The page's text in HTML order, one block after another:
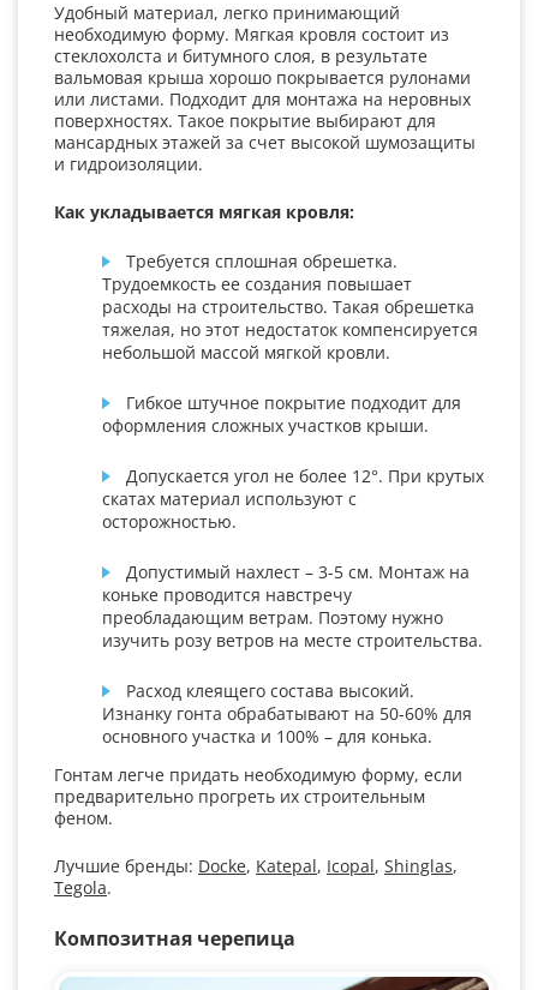
Удобный материал, легко принимающий
необходимую форму. Мягкая кровля состоит из
стеклохолста и битумного слоя, в результате
вальмовая крыша хорошо покрывается рулонами
или листами. Подходит для монтажа на неровных
поверхностях. Такое покрытие выбирают для
мансардных этажей за счет высокой шумозащиты
и гидроизоляции.
Как укладывается мягкая кровля:
Требуется сплошная обрешетка.
Трудоемкость ее создания повышает
расходы на строительство. Такая обрешетка
тяжелая, но этот недостаток компенсируется
небольшой массой мягкой кровли.
Гибкое штучное покрытие подходит для
оформления сложных участков крыши.
Допускается угол не более 12°. При крутых
скатах материал используют с
осторожностью.
Допустимый нахлест – 3-5 см. Монтаж на
коньке проводится навстречу
преобладающим ветрам. Поэтому нужно
изучить розу ветров на месте строительства.
Расход клеящего состава высокий.
Изнанку гонта обрабатывают на 50-60% для
основного участка и 100% – для конька.
Гонтам легче придать необходимую форму, если
предварительно прогреть их строительным
феном.
Лучшие бренды: Docke, Katepal, Icopаl, Shinglas,
Tegola.
Композитная черепица